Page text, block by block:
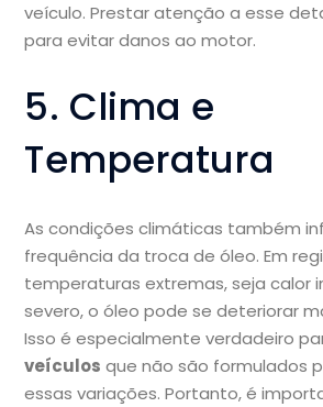
veículo. Prestar atenção a esse
para evitar danos ao motor.
5. Clima e
Temperatura
As condições climáticas também
frequência da troca de óleo. Em
temperaturas extremas, seja calor
severo, o óleo pode se deteriorar
Isso é especialmente verdadeiro
veículos que não são formulados
essas variações. Portanto, é